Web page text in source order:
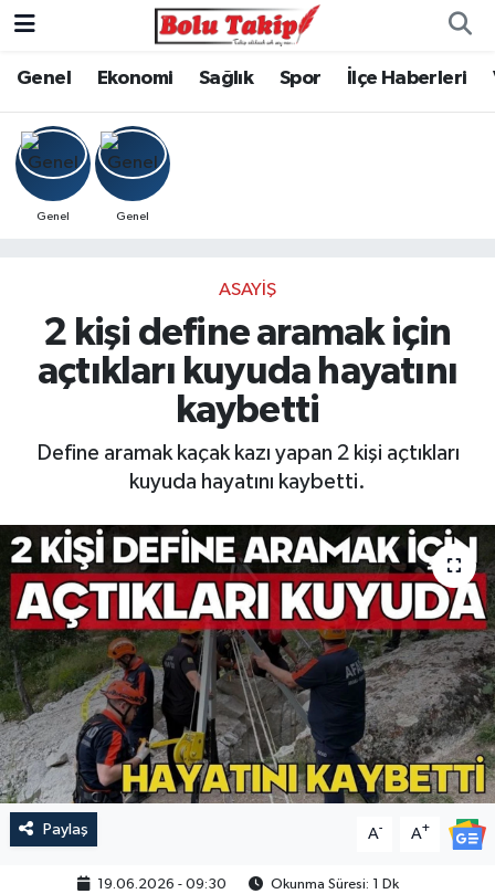
Genel Ekonomi Sağlık Spor İlçe Haberleri
Genel Genel
ASAYIŞ
2 kişi define aramak için
açtıkları kuyuda hayatını
kaybetti
Define aramak kaçak kazı yapan 2 kişi açtıkları
kuyuda hayatını kaybetti.
Paylaş A- A+
19.06.2026 - 09:30 Okunma Süresi: 1 Dk